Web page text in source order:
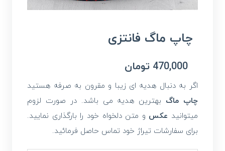
چاپ ماگ فانتزی
470,000 تومان
اگر به دنبال هدیه ای زیبا و مقرون به صرفه هستید
چاپ ماگ بهترین هدیه می باشد. در صورت لزوم
میتوانید عکس و متن دلخواه خود را بارگذاری نمایید.
برای سفارشات تیراژ خود تماس حاصل فرمائید.